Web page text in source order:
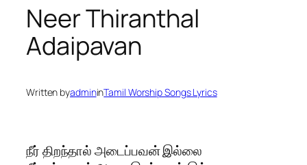
Neer Thiranthal
Adaipavan
Written byadmininTamil Worship Songs Lyrics
நீர் திறந்தால் அடைப்பவன் இல்லை